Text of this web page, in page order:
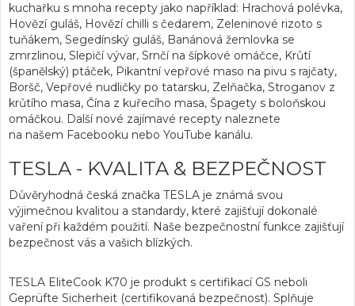
kuchařku s mnoha recepty jako například: Hrachová polévka,
Hovězí guláš, Hovězí chilli s čedarem, Zeleninové rizoto s
tuňákem, Segedínský guláš, Banánová žemlovka se
zmrzlinou, Slepičí vývar, Srnčí na šípkové omáčce, Krůtí
(španělský) ptáček, Pikantní vepřové maso na pivu s rajčaty,
Boršč, Vepřové nudličky po tatarsku, Zelňačka, Stroganov z
krůtího masa, Čína z kuřecího masa, Špagety s boloňskou
omáčkou. Další nové zajímavé recepty naleznete
na našem Facebooku nebo YouTube kanálu.
TESLA - KVALITA & BEZPEČNOST
Důvěryhodná česká značka TESLA je známá svou
výjimečnou kvalitou a standardy, které zajišťují dokonalé
vaření při každém použití. Naše bezpečnostní funkce zajišťují
bezpečnost vás a vašich blízkých.
TESLA EliteCook K70 je produkt s certifikací GS neboli
Geprüfte Sicherheit (certifikovaná bezpečnost). Splňuje